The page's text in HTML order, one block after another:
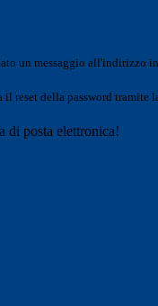
un messaggio all'indirizzo
il reset della password tramite
di posta elettronica!